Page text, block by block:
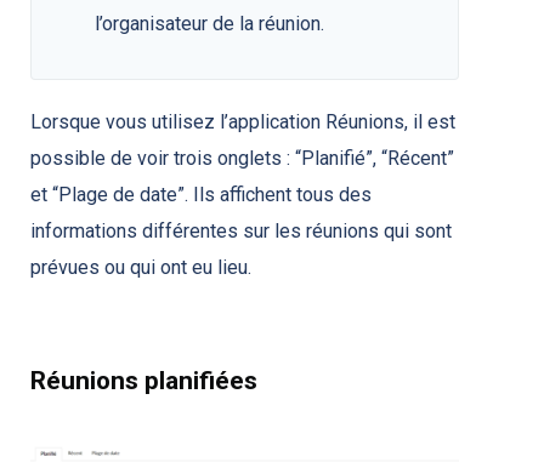
l’organisateur de la réunion.
Lorsque vous utilisez l’application Réunions, il est
possible de voir trois onglets : “Planifié”, “Récent”
et “Plage de date”. Ils affichent tous des
informations différentes sur les réunions qui sont
prévues ou qui ont eu lieu.
Réunions planifiées